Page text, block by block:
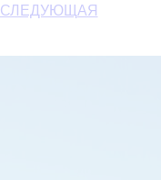
СЛЕДУЮЩАЯ